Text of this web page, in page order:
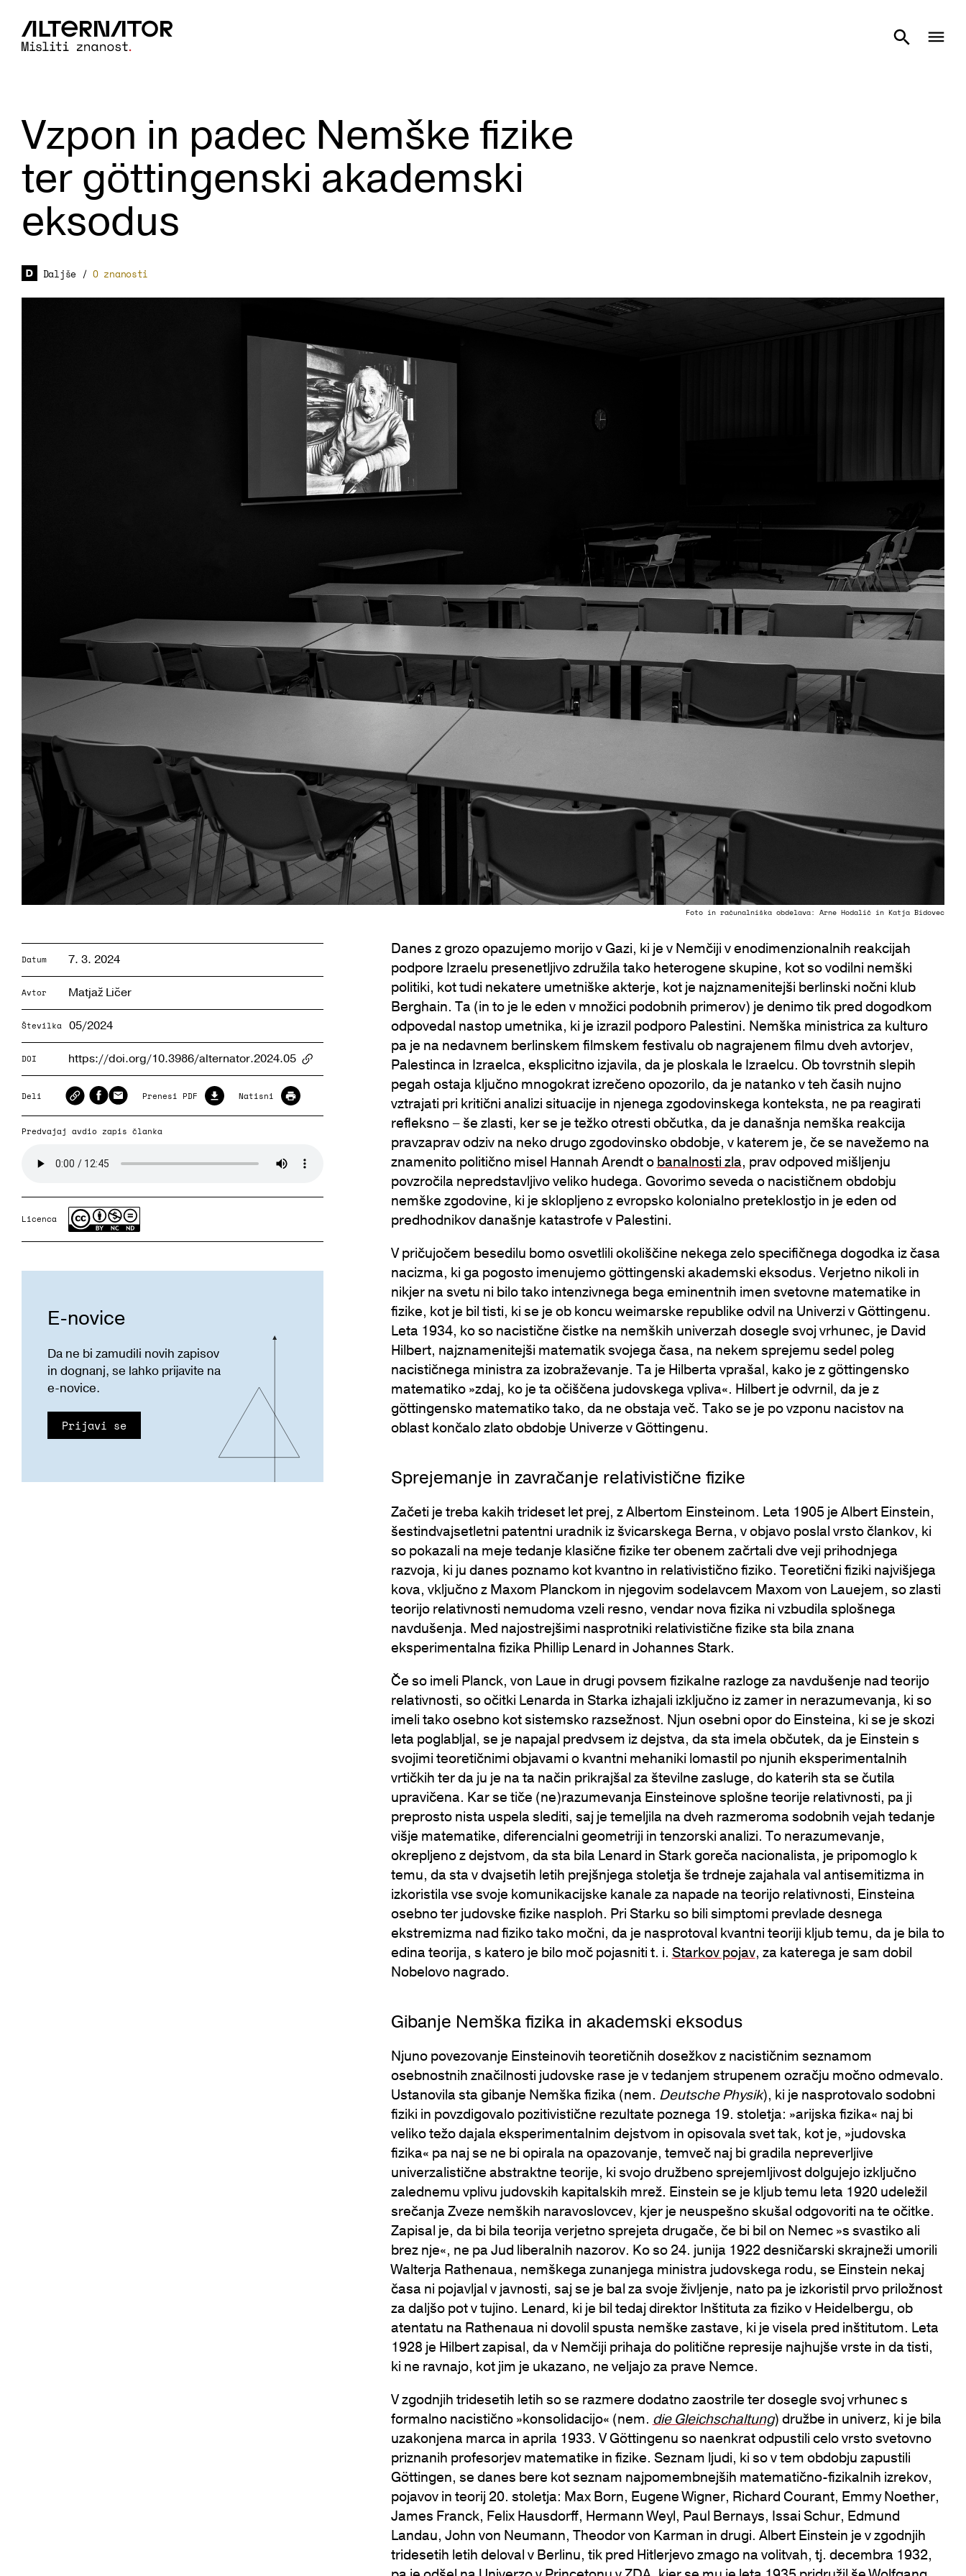
Vzpon in padec Nemške fizike
ter göttingenski akademski
eksodus
Daljše / O znanosti
Foto in računalniška obdelava: Arne Hodalič in Katja Bidovec
Datum 7. 3. 2024
Avtor Matjaž Ličer
Številka 05/2024
DOI https://doi.org/10.3986/alternator.2024.05
ArticlePage.COPY_LINK_A11Y
Deli Prenesi PDF Natisni
Predvajaj avdio zapis članka
Licenca
E-novice
Da ne bi zamudili novih zapisov
in dognanj, se lahko prijavite na
e-novice.
Prijavi se
Danes z grozo opazujemo morijo v Gazi, ki je v Nemčiji v enodimenzionalnih reakcijah
podpore Izraelu presenetljivo združila tako heterogene skupine, kot so vodilni nemški
politiki, kot tudi nekatere umetniške akterje, kot je najznamenitejši berlinski nočni klub
Berghain. Ta (in to je le eden v množici podobnih primerov) je denimo tik pred dogodkom
odpovedal nastop umetnika, ki je izrazil podporo Palestini. Nemška ministrica za kulturo
pa je na nedavnem berlinskem filmskem festivalu ob nagrajenem filmu dveh avtorjev,
Palestinca in Izraelca, eksplicitno izjavila, da je ploskala le Izraelcu. Ob tovrstnih slepih
pegah ostaja ključno mnogokrat izrečeno opozorilo, da je natanko v teh časih nujno
vztrajati pri kritični analizi situacije in njenega zgodovinskega konteksta, ne pa reagirati
refleksno – še zlasti, ker se je težko otresti občutka, da je današnja nemška reakcija
pravzaprav odziv na neko drugo zgodovinsko obdobje, v katerem je, če se navežemo na
znamenito politično misel Hannah Arendt obanalnosti zla, prav odpoved mišljenju
povzročila nepredstavljivo veliko hudega. Govorimo seveda o nacističnem obdobju
nemške zgodovine, ki je sklopljeno z evropsko kolonialno preteklostjo in je eden od
predhodnikov današnje katastrofe v Palestini.
V pričujočem besedilu bomo osvetlili okoliščine nekega zelo specifičnega dogodka iz časa
nacizma, ki ga pogosto imenujemo göttingenski akademski eksodus. Verjetno nikoli in
nikjer na svetu ni bilo tako intenzivnega bega eminentnih imen svetovne matematike in
fizike, kot je bil tisti, ki se je ob koncu weimarske republike odvil na Univerzi v Göttingenu.
Leta 1934, ko so nacistične čistke na nemških univerzah dosegle svoj vrhunec, je David
Hilbert, najznamenitejši matematik svojega časa, na nekem sprejemu sedel poleg
nacističnega ministra za izobraževanje. Ta je Hilberta vprašal, kako je z göttingensko
matematiko »zdaj, ko je ta očiščena judovskega vpliva«. Hilbert je odvrnil, da je z
göttingensko matematiko tako, da ne obstaja več. Tako se je po vzponu nacistov na
oblast končalo zlato obdobje Univerze v Göttingenu.
Sprejemanje in zavračanje relativistične fizike
Začeti je treba kakih trideset let prej, z Albertom Einsteinom. Leta 1905 je Albert Einstein,
šestindvajsetletni patentni uradnik iz švicarskega Berna, v objavo poslal vrsto člankov, ki
so pokazali na meje tedanje klasične fizike ter obenem začrtali dve veji prihodnjega
razvoja, ki ju danes poznamo kot kvantno in relativistično fiziko. Teoretični fiziki najvišjega
kova, vključno z Maxom Planckom in njegovim sodelavcem Maxom von Lauejem, so zlasti
teorijo relativnosti nemudoma vzeli resno, vendar nova fizika ni vzbudila splošnega
navdušenja. Med najostrejšimi nasprotniki relativistične fizike sta bila znana
eksperimentalna fizika Phillip Lenard in Johannes Stark.
Če so imeli Planck, von Laue in drugi povsem fizikalne razloge za navdušenje nad teorijo
relativnosti, so očitki Lenarda in Starka izhajali izključno iz zamer in nerazumevanja, ki so
imeli tako osebno kot sistemsko razsežnost. Njun osebni opor do Einsteina, ki se je skozi
leta poglabljal, se je napajal predvsem iz dejstva, da sta imela občutek, da je Einstein s
svojimi teoretičnimi objavami o kvantni mehaniki lomastil po njunih eksperimentalnih
vrtičkih ter da ju je na ta način prikrajšal za številne zasluge, do katerih sta se čutila
upravičena. Kar se tiče (ne)razumevanja Einsteinove splošne teorije relativnosti, pa ji
preprosto nista uspela slediti, saj je temeljila na dveh razmeroma sodobnih vejah tedanje
višje matematike, diferencialni geometriji in tenzorski analizi. To nerazumevanje,
okrepljeno z dejstvom, da sta bila Lenard in Stark goreča nacionalista, je pripomoglo k
temu, da sta v dvajsetih letih prejšnjega stoletja še trdneje zajahala val antisemitizma in
izkoristila vse svoje komunikacijske kanale za napade na teorijo relativnosti, Einsteina
osebno ter judovske fizike nasploh. Pri Starku so bili simptomi prevlade desnega
ekstremizma nad fiziko tako močni, da je nasprotoval kvantni teoriji kljub temu, da je bila to
edina teorija, s katero je bilo moč pojasniti t. i. Starkov pojav, za katerega je sam dobil
Nobelovo nagrado.
Gibanje Nemška fizika in akademski eksodus
Njuno povezovanje Einsteinovih teoretičnih dosežkov z nacističnim seznamom
osebnostnih značilnosti judovske rase je v tedanjem strupenem ozračju močno odmevalo.
Ustanovila sta gibanje Nemška fizika (nem. Deutsche Physik), ki je nasprotovalo sodobni
fiziki in povzdigovalo pozitivistične rezultate poznega 19. stoletja: »arijska fizika« naj bi
veliko težo dajala eksperimentalnim dejstvom in opisovala svet tak, kot je, »judovska
fizika« pa naj se ne bi opirala na opazovanje, temveč naj bi gradila nepreverljive
univerzalistične abstraktne teorije, ki svojo družbeno sprejemljivost dolgujejo izključno
zalednemu vplivu judovskih kapitalskih mrež. Einstein se je kljub temu leta 1920 udeležil
srečanja Zveze nemških naravoslovcev, kjer je neuspešno skušal odgovoriti na te očitke.
Zapisal je, da bi bila teorija verjetno sprejeta drugače, če bi bil on Nemec »s svastiko ali
brez nje«, ne pa Jud liberalnih nazorov. Ko so 24. junija 1922 desničarski skrajneži umorili
Walterja Rathenaua, nemškega zunanjega ministra judovskega rodu, se Einstein nekaj
časa ni pojavljal v javnosti, saj se je bal za svoje življenje, nato pa je izkoristil prvo priložnost
za daljšo pot v tujino. Lenard, ki je bil tedaj direktor Inštituta za fiziko v Heidelbergu, ob
atentatu na Rathenaua ni dovolil spusta nemške zastave, ki je visela pred inštitutom. Leta
1928 je Hilbert zapisal, da v Nemčiji prihaja do politične represije najhujše vrste in da tisti,
ki ne ravnajo, kot jim je ukazano, ne veljajo za prave Nemce.
V zgodnjih tridesetih letih so se razmere dodatno zaostrile ter dosegle svoj vrhunec s
formalno nacistično »konsolidacijo« (nem. die Gleichschaltung) družbe in univerz, ki je bila
uzakonjena marca in aprila 1933. V Göttingenu so naenkrat odpustili celo vrsto svetovno
priznanih profesorjev matematike in fizike. Seznam ljudi, ki so v tem obdobju zapustili
Göttingen, se danes bere kot seznam najpomembnejših matematično-fizikalnih izrekov,
pojavov in teorij 20. stoletja: Max Born, Eugene Wigner, Richard Courant, Emmy Noether,
James Franck, Felix Hausdorff, Hermann Weyl, Paul Bernays, Issai Schur, Edmund
Landau, John von Neumann, Theodor von Karman in drugi. Albert Einstein je v zgodnjih
tridesetih letih deloval v Berlinu, tik pred Hitlerjevo zmago na volitvah, tj. decembra 1932,